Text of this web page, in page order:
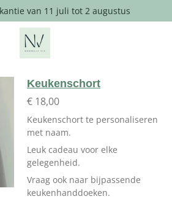
van 11 juli tot 2 augustus
Keukenschort
€ 18,00
Keukenschort te personaliseren
met naam.
Leuk cadeau voor elke
gelegenheid.
Vraag ook naar bijpassende
keukenhanddoeken.